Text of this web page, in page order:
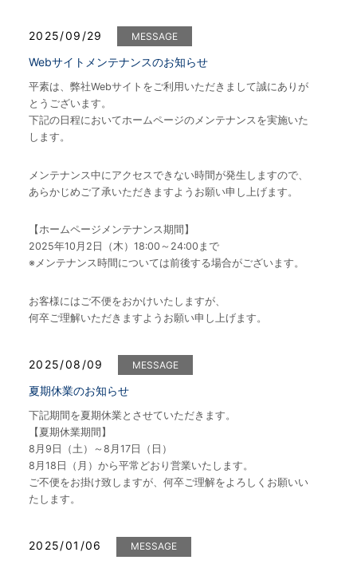
2025/09/29 MESSAGE
Webサイトメンテナンスのお知らせ
平素は、弊社Webサイトをご利用いただきまして誠にありが
とうございます。
下記の日程においてホームページのメンテナンスを実施いた
します。
メンテナンス中にアクセスできない時間が発生しますので、
あらかじめご了承いただきますようお願い申し上げます。
【ホームページメンテナンス期間】
2025年10月2日（木）18:00～24:00まで
※メンテナンス時間については前後する場合がございます。
お客様にはご不便をおかけいたしますが、
何卒ご理解いただきますようお願い申し上げます。
2025/08/09 MESSAGE
夏期休業のお知らせ
下記期間を夏期休業とさせていただきます。
【夏期休業期間】
8月9日（土）～8月17日（日）
8月18日（月）から平常どおり営業いたします。
ご不便をお掛け致しますが、何卒ご理解をよろしくお願いい
たします。
2025/01/06 MESSAGE